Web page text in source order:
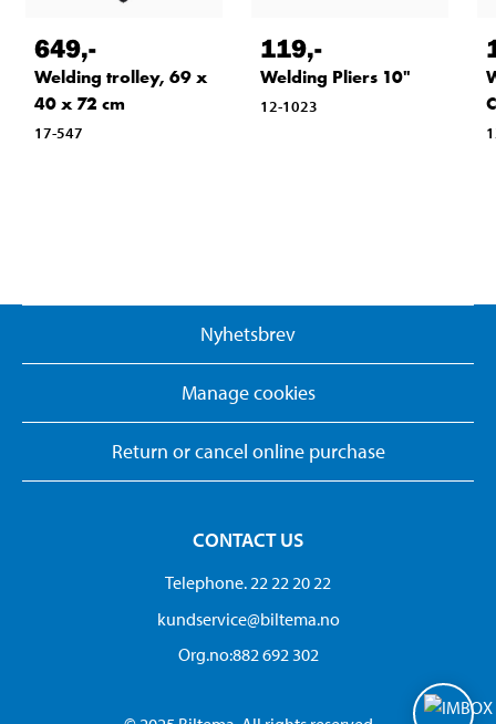
649,-
Welding trolley, 69 x
40 x 72 cm
17-547
119,-
Welding Pliers 10"
12-1023
Nyhetsbrev
Manage cookies
Return or cancel online purchase
CONTACT US
Telephone. 22 22 20 22
kundservice@biltema.no
Org.no:882 692 302